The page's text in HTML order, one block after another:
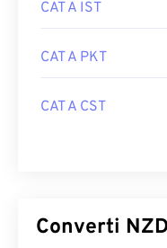
CAT A IST
CAT A PKT
CAT A CST
Converti